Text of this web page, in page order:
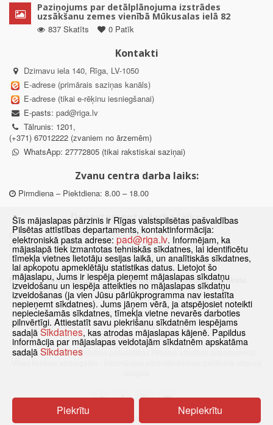
Paziņojums par detālplānojuma izstrādes
uzsākšanu zemes vienībā Mūkusalas ielā 82
837 Skatīts
0 Patīk
Kontakti
Dzirnavu iela 140, Rīga, LV-1050
E-adrese (primārais saziņas kanāls)
E-adrese (tikai e-rēķinu iesniegšanai)
E-pasts: pad@riga.lv
Tālrunis: 1201,
(+371) 67012222 (zvaniem no ārzemēm)
WhatsApp: 27772805 (tikai rakstiskai saziņai)
Zvanu centra darba laiks:
Pirmdiena – Piektdiena: 8.00 – 18.00
Departamenta darba laiks:
Pirmdiena, Ceturtdiena: 8.30 – 18.00
Otrdiena, Trešdiena: 8.30 – 17.00
Piektdiena: 8.30 – 15.00
Klātienes konsultācijas pieejamas tikai ar iepriekšēju pierakstu.
Sākums Jaunumi Biežāk uzdotie jautājumi
Lapas karte
Sīkdatnes
Kontakti
© 2021 Rīgas valstspilsētas pašvaldības Pilsētas attīstības departaments.
Pārslēgties uz www versiju
Šīs mājaslapas pārzinis ir Rīgas valstspilsētas pašvaldības
Pilsētas attīstības departaments, kontaktinformācija:
elektroniskā pasta adrese: pad@riga.lv. Informējam, ka
mājaslapā tiek izmantotas tehniskās sīkdatnes, lai identificētu
tīmekļa vietnes lietotāju sesijas laikā, un analītiskās sīkdatnes,
lai apkopotu apmeklētāju statistikas datus. Lietojot šo
mājaslapu, Jums ir iespēja pieņemt mājaslapas sīkdatņu
izveidošanu un iespēja atteikties no mājaslapas sīkdatņu
izveidošanas (ja vien Jūsu pārlūkprogramma nav iestatīta
nepieņemt sīkdatnes). Jums jāņem vērā, ja atspējosiet noteikti
nepieciešamās sīkdatnes, tīmekļa vietne nevarēs darboties
pilnvērtīgi. Attiestatīt savu piekrišanu sīkdatnēm iespējams
sadaļā Sīkdatnes, kas atrodas mājaslapas kājenē. Papildus
informācija par mājaslapas veidotajām sīkdatnēm apskatāma
sadaļā Sīkdatnes
Piekrītu Nepiekrītu